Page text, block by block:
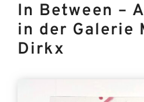
In Between –
in der Galerie
Dirkx